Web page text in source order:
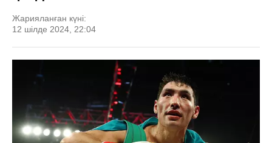
Жарияланған күні:
12 шілде 2024, 22:04